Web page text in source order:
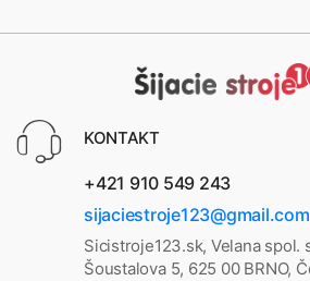
KONTAKT
+421 910 549 243
sijaciestroje123@gmail.com
Sicistroje123.sk, Velana spol.
Šoustalova 5, 625 00 BRNO,